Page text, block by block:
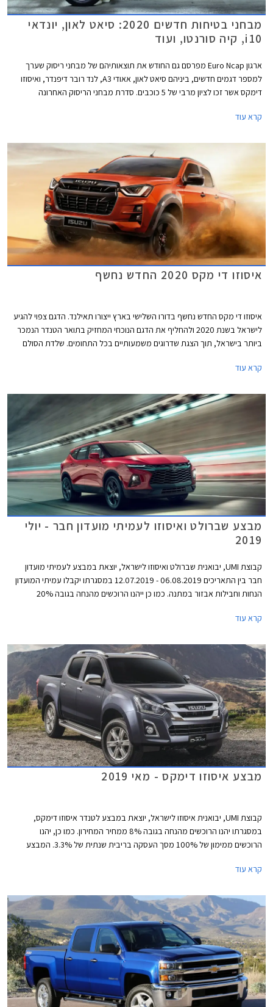
מבחני בטיחות חדשים 2020: סיאט לאון, יונדאי
i10, קיה סורנטו, ועוד
ארגון Euro Ncap מפרסם גם החודש את תוצאותיהם של מבחני ריסוק שערך
למספר דגמים חדשים, ביניהם סיאט לאון, אאודי A3, לנד רובר דיפנדר, ואיסוזו
דימקס אשר זכו לציון מרבי של 5 כוכבים. סדרת מבחני הריסוק האחרונה
דרישות הבטיחות העומדות בפני היצרנים.
קרא עוד
איסוזו די מקס 2020 החדש נחשף
איסוזו די מקס החדש נחשף בדורו השלישי בארץ ייצורו תאילנד. הדגם צפוי להגיע
לישראל בשנת 2020 ולהחליף את הדגם הנוכחי המחזיק בתואר הטנדר הנמכר
ביותר בישראל, תוך הצגת שדרוגים משמעותיים בכל התחומים. שלדת הסולם
קרא עוד
מבצע שברולט ואיסוזו לעמיתי מועדון חבר - יולי
2019
קבוצת UMI, יבואנית שברולט ואיסוזו לישראל, יוצאת במבצע לעמיתי מועדון
חבר בין התאריכים 06.08.2019 - 12.07.2019 במסגרתו יקבלו עמיתי המועדון
הנחות וחבילות אבזור במתנה. כמו כן ייהנו הרוכשים מהנחה בגובה 20%
קרא עוד
מבצע איסוזו דימקס - מאי 2019
קבוצת UMI, יבואנית איסוזו לישראל, יוצאת במבצע לטנדר איסוזו דימקס,
במסגרתו יהנו הרוכשים מהנחה בגובה 8% ממחיר המחירון. כמו כן, יהנו
הרוכשים ממימון של 100% מסך העסקה בריבית שנתית של 3.3%. המבצע
קרא עוד